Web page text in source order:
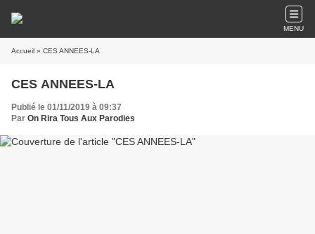
MENU
Accueil » CES ANNEES-LA
CES ANNEES-LA
Publié le 01/11/2019 à 09:37
Par On Rira Tous Aux Parodies